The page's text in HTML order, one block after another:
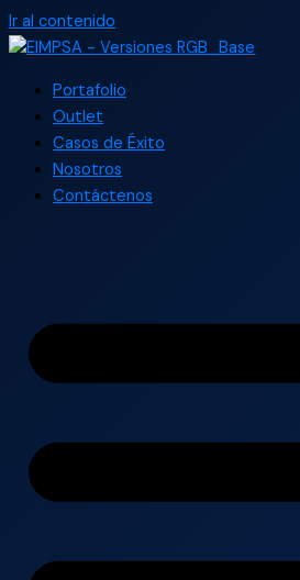
Ir al contenido
Portafolio
Outlet
Casos de Éxito
Nosotros
Contáctenos